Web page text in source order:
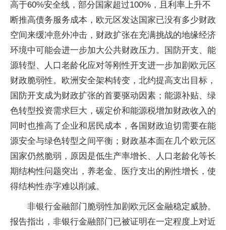
高于60%安全线，部分国家超过100%，且利率上升不
断推高债务服务成本，欧元区发达国家已没有多少财政
空间来缓冲意外冲击，财政扩张在充满挑战的地缘经济
环境中可能会进一步加大公共财政压力。国防开支、能
源转型、人口老龄化应对等刚性开支进一步加剧欧元区
财政脆弱性。欧洲安全架构转变，北约提高支出目标，
国防开支成为财政扩张的首要驱动因素；能源补贴、绿
色转型投资需求巨大，碳定价和能源税增加财政收入的
同时也推高了企业和居民成本，各国财政迫切需要在能
源安全与绿色转型之间平衡；财政基本面在几个欧元区
国家仍然脆弱，原因是低生产率增长、人口老龄化等长
期结构性问题突出，养老金、医疗支出的刚性增长，使
得结构性赤字难以削减。
非银行金融部门脆弱性加剧欧元区金融稳定威胁。
报告指出，非银行金融部门已被证明在一定程度上对近